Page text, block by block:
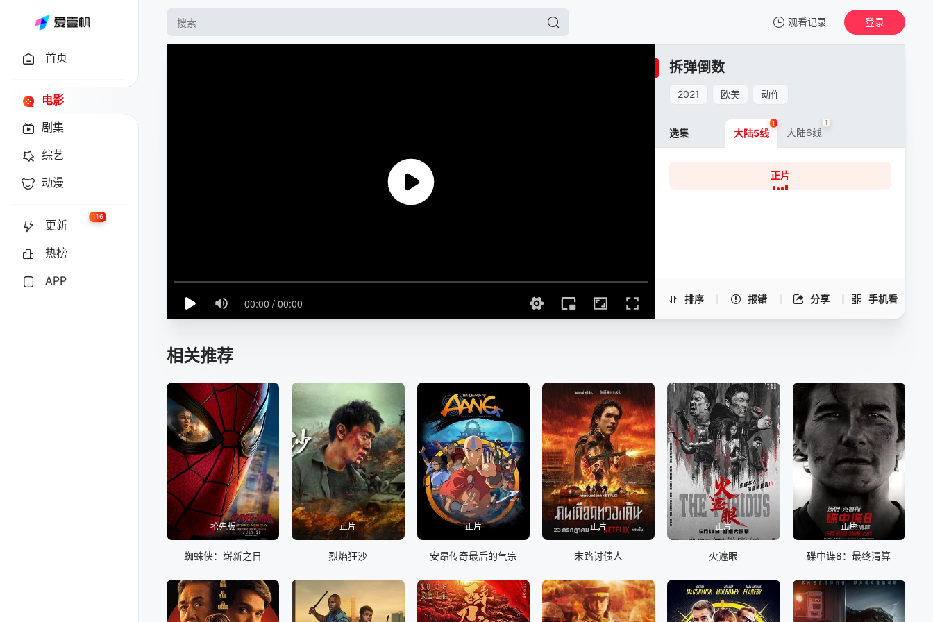
观看记录
我的观影记录
登录
首页
电影
剧集
综艺
动漫
更新
116
热榜
APP
拆弹倒数
2021 欧美 动作
排序 报错 分享 手机看
拆弹倒数 -正片
选集 大陆5线
1
大陆6线
1
正片
相关推荐
抢先版
蜘蛛侠：崭新之日
正片
烈焰狂沙
正片
安昂传奇最后的气宗
正片
末路讨债人
正片
火遮眼
正片
碟中谍8：最终清算